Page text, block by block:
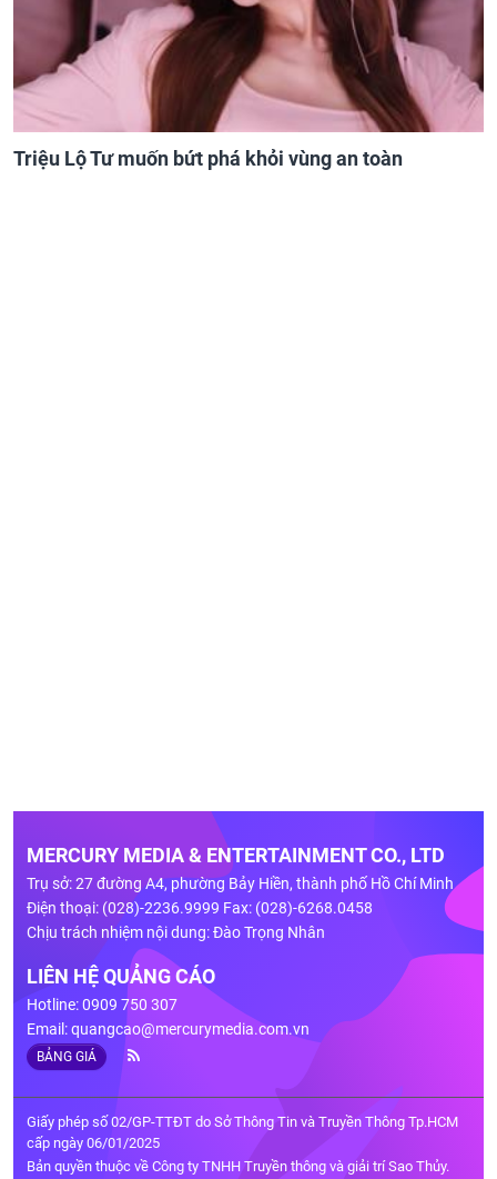
Triệu Lộ Tư muốn bứt phá khỏi vùng an toàn
MERCURY MEDIA & ENTERTAINMENT CO., LTD
Trụ sở: 27 đường A4, phường Bảy Hiền, thành phố Hồ Chí Minh
Điện thoại: (028)-2236.9999 Fax: (028)-6268.0458
Chịu trách nhiệm nội dung: Đào Trọng Nhân
LIÊN HỆ QUẢNG CÁO
Hotline: 0909 750 307
Email:quangcao@mercurymedia.com.vn
BẢNG GIÁ
Giấy phép số 02/GP-TTĐT do Sở Thông Tin và Truyền Thông Tp.HCM
cấp ngày 06/01/2025
Bản quyền thuộc về Công ty TNHH Truyền thông và giải trí Sao Thủy.